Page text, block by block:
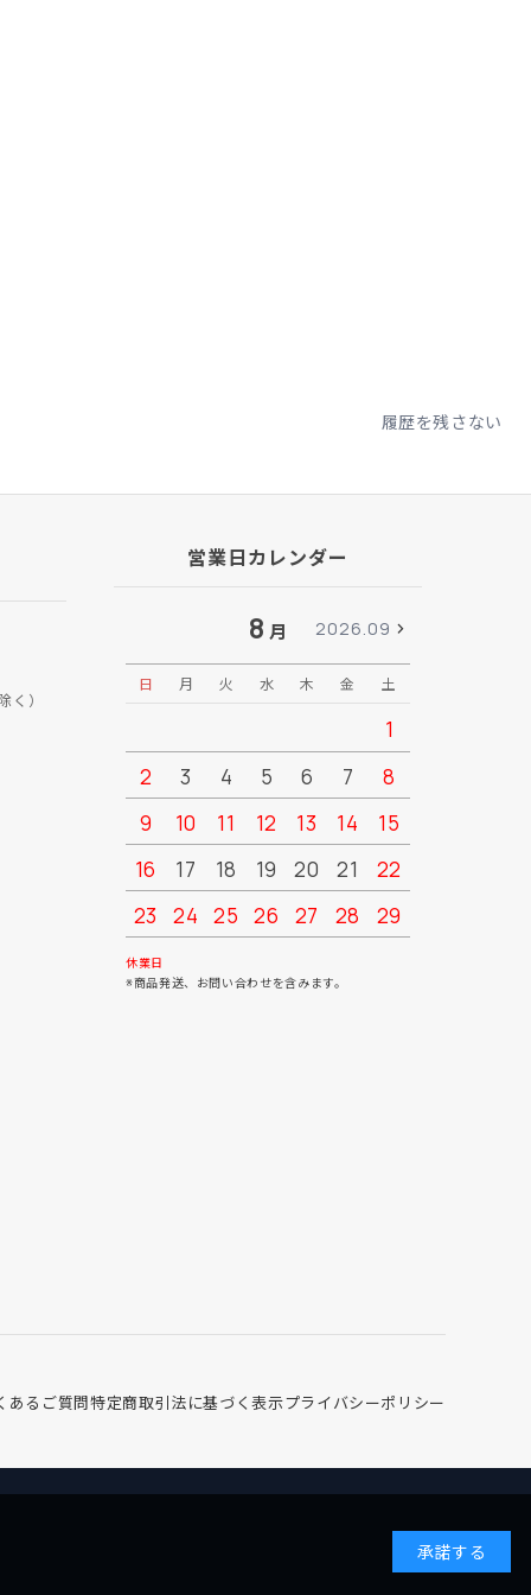
履歴を残さない
く）
営業日カレンダー
8 月 2026.09
日 月 火 水 木 金 土
1
2
3 4 5 6 7
8
9
10 11 12 13 14
15
16
17 18 19 20 21
22
23
24 25 26 27 28
29
30
休業日
※商品発送、お問い合わせを含みます。
あるご質問特定商取引法に基づく表示プライバシーポリシー
承諾する